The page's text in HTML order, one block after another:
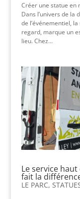
Créer une statue en
Dans l’univers de la
de l’événementiel,
regard, marque un
lieu. Chez...
Le service haut
fait la
LE PARC,